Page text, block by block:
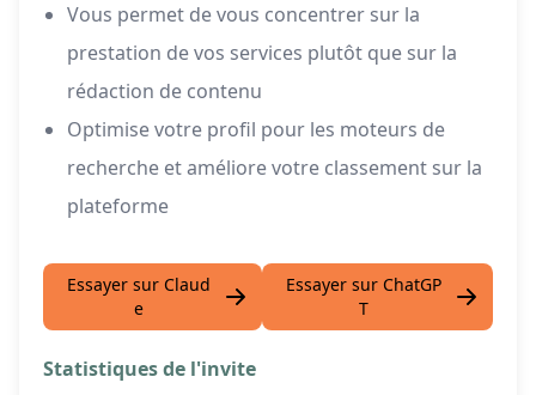
Vous permet de vous concentrer sur la
prestation de vos services plutôt que sur la
rédaction de contenu
Optimise votre profil pour les moteurs de
recherche et améliore votre classement sur la
plateforme
Essayer sur Claud
e
Essayer sur ChatGP
T
Statistiques de l'invite